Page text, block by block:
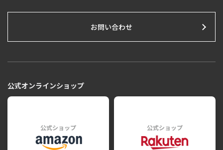
お問い合わせ
公式オンラインショップ
公式ショップ 公式ショップ